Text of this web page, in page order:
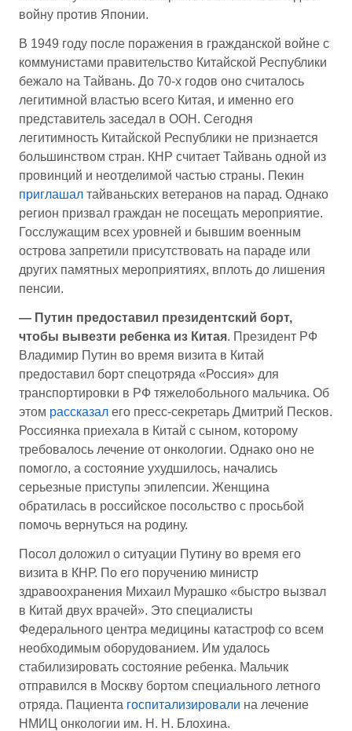
войну против Японии.
В 1949 году после поражения в гражданской войне с
коммунистами правительство Китайской Республики
бежало на Тайвань. До 70-х годов оно считалось
легитимной властью всего Китая, и именно его
представитель заседал в ООН. Сегодня
легитимность Китайской Республики не признается
большинством стран. КНР считает Тайвань одной из
провинций и неотделимой частью страны. Пекин
приглашал тайваньских ветеранов на парад. Однако
регион призвал граждан не посещать мероприятие.
Госслужащим всех уровней и бывшим военным
острова запретили присутствовать на параде или
других памятных мероприятиях, вплоть до лишения
пенсии.
— Путин предоставил президентский борт,
чтобы вывезти ребенка из Китая. Президент РФ
Владимир Путин во время визита в Китай
предоставил борт спецотряда «Россия» для
транспортировки в РФ тяжелобольного мальчика. Об
этом рассказал его пресс-секретарь Дмитрий Песков.
Россиянка приехала в Китай с сыном, которому
требовалось лечение от онкологии. Однако оно не
помогло, а состояние ухудшилось, начались
серьезные приступы эпилепсии. Женщина
обратилась в российское посольство с просьбой
помочь вернуться на родину.
Посол доложил о ситуации Путину во время его
визита в КНР. По его поручению министр
здравоохранения Михаил Мурашко «быстро вызвал
в Китай двух врачей». Это специалисты
Федерального центра медицины катастроф со всем
необходимым оборудованием. Им удалось
стабилизировать состояние ребенка. Мальчик
отправился в Москву бортом специального летного
отряда. Пациента госпитализировали на лечение
НМИЦ онкологии им. Н. Н. Блохина.